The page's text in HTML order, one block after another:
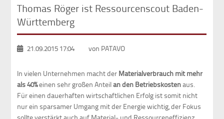
Thomas Röger ist Ressourcenscout Baden-
Württemberg
21.09.2015 17:04 von PATAVO
In vielen Unternehmen macht der Materialverbrauch mit mehr
als 40%einen sehr großen Anteilan den Betriebskostenaus.
Für einen dauerhaften wirtschaftlichen Erfolg ist somit nicht
nur ein sparsamer Umgang mit der Energie wichtig, der Fokus